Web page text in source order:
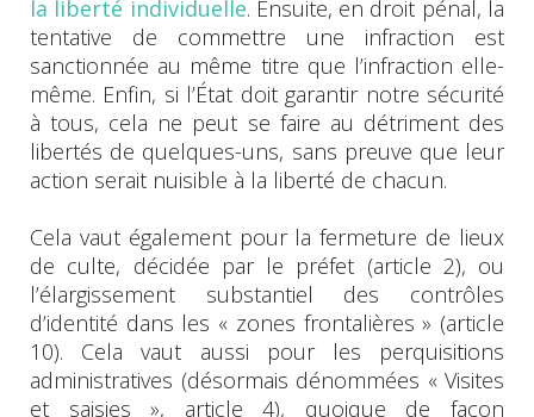
la liberté individuelle. Ensuite, en droit pénal, la
tentative de commettre une infraction est
sanctionnée au même titre que l’infraction elle-
même. Enfin, si l’État doit garantir notre sécurité
à tous, cela ne peut se faire au détriment des
libertés de quelques-uns, sans preuve que leur
action serait nuisible à la liberté de chacun.
Cela vaut également pour la fermeture de lieux
de culte, décidée par le préfet (article 2), ou
l’élargissement substantiel des contrôles
d’identité dans les « zones frontalières » (article
10). Cela vaut aussi pour les perquisitions
administratives (désormais dénommées « Visites
et saisies », article 4), quoique de façon